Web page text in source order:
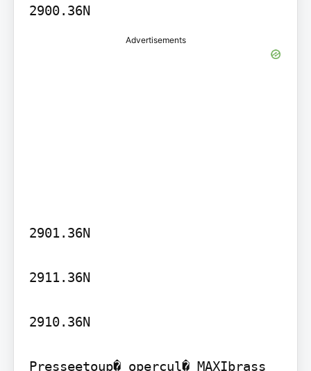
2900.36N
Advertisements
2901.36N
2911.36N
2910.36N
Presseetoup� opercul� MAXIbrass